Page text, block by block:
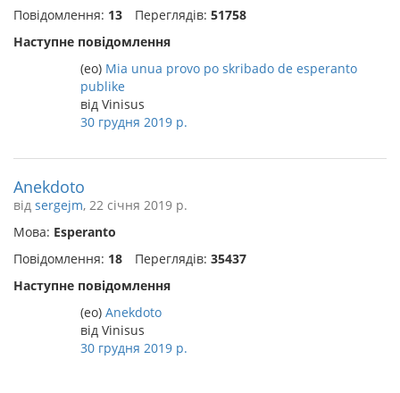
Повідомлення: 13 Переглядів: 51758
Наступне повідомлення
(eo) Mia unua provo po skribado de esperanto
publike
від Vinisus
30 грудня 2019 р.
Anekdoto
від sergejm, 22 січня 2019 р.
Мова: Esperanto
Повідомлення: 18 Переглядів: 35437
Наступне повідомлення
(eo) Anekdoto
від Vinisus
30 грудня 2019 р.